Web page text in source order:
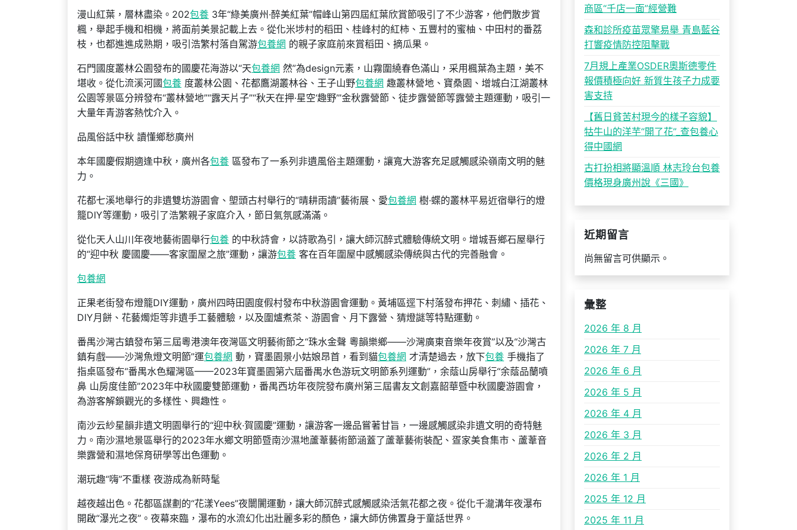
漫山紅葉，層林盡染。202包養 3年“綠美廣州·醉美紅葉”帽峰山第四屆紅葉欣賞節吸引了不少游客，他們散步賞
楓，舉起手機和相機，將面前美景記載上去。從化米埗村的稻田、桂峰村的紅柿、五豐村的蜜柚、中田村的番荔
枝，也都進進成熟期，吸引浩繁村落自駕游包養網 的親子家庭前來賞稻田、摘瓜果。
石門國度叢林公園發布的國慶花海游以“天包養網 然”為design元素，山霧圍繞春色滿山，采用楓葉為主題，美不
堪收。從化流溪河國包養 度叢林公園、花都鷹湖叢林谷、王子山野包養網 趣叢林營地、寶桑園、增城白江湖叢林
公園等景區分辨發布“叢林營地”“露天片子”“秋天在押·星空‘趣野’”金秋露營節、徒步露營節等露營主題運動，吸引一
大量年青游客熱忱介入。
品風俗話中秋 讀懂鄉愁廣州
本年國慶假期適逢中秋，廣州各包養 區發布了一系列非遺風俗主題運動，讓寬大游客充足感觸感染嶺南文明的魅
力。
花都七溪地舉行的非遺雙坊游園會、塱頭古村舉行的“晴耕雨讀”藝術展、愛包養網 樹·蝶的叢林平易近宿舉行的燈
籠DIY等運動，吸引了浩繁親子家庭介入，節日氣氛感滿滿。
從化天人山川年夜地藝術園舉行包養 的中秋詩會，以詩歌為引，讓大師沉醉式體驗傳統文明。增城吾鄉石屋舉行
的“迎中秋 慶國慶——客家圍屋之旅”運動，讓游包養 客在百年圍屋中感觸感染傳統與古代的完善融會。
包養網
正果老街發布燈籠DIY運動，廣州四時田園度假村發布中秋游園會運動。黃埔區逕下村落發布押花、刺繡、插花、
DIY月餅、花藝燭炬等非遺手工藝體驗，以及圍爐煮茶、游園會、月下露營、猜燈謎等特點運動。
番禺沙灣古鎮發布第三屆粵港澳年夜灣區文明藝術節之“珠水金聲 粵韻樂鄉——沙灣廣東音樂年夜賞”以及“沙灣古
鎮有戲——沙灣魚燈文明節”運包養網 動，寶墨園景小姑娘昂首，看到貓包養網 才清楚過去，放下包養 手機指了
指桌區發布“番禺水色耀灣區——2023年寶墨園第六屆番禺水色游玩文明節系列運動”，余蔭山房舉行“余蔭品蘭噴
鼻 山房度佳節”2023年中秋國慶雙節運動，番禺西坊年夜院發布廣州第三屆書友文創嘉韶華暨中秋國慶游園會，
為游客解鎖觀光的多樣性、興趣性。
南沙云紗星韻非遺文明園舉行的“迎中秋·賀國慶”運動，讓游客一邊品嘗著甘旨，一邊感觸感染非遺文明的奇特魅
力。南沙濕地景區舉行的2023年水鄉文明節暨南沙濕地蘆葦藝術節涵蓋了蘆葦藝術裝配、疍家美食集市、蘆葦音
樂露營和濕地保育研學等出色運動。
潮玩趣“嗨”不重樣 夜游成為新時髦
越夜越出色。花都區謀劃的“花漾Yees”夜闤闠運動，讓大師沉醉式感觸感染活氣花都之夜。從化千瀧溝年夜瀑布
開啟“瀑光之夜”。夜幕來臨，瀑布的水流幻化出壯麗多彩的顏色，讓大師仿佛置身于童話世界。
商區“千店一面”經營難
森和診所疫苗眾擎易舉 青島藍谷
打響疫情防控阻擊戰
7月規上產業OSDER奧斯德零件
報價積極向好 新質生孩子力成要
害支持
【舊日貧苦村現今的樣子容貌】
牯牛山的洋芋“開了花”_查包養心
得中國網
古打扮相將顯溫順 林志玲台包養
價格現身廣州說《三國》
近期留言
尚無留言可供顯示。
彙整
2026 年 8 月
2026 年 7 月
2026 年 6 月
2026 年 5 月
2026 年 4 月
2026 年 3 月
2026 年 2 月
2026 年 1 月
2025 年 12 月
2025 年 11 月